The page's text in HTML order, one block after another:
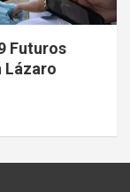
Futuros
Lázaro